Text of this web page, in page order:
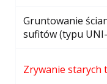
Gruntowanie
sufitów (typu
Zrywanie starych